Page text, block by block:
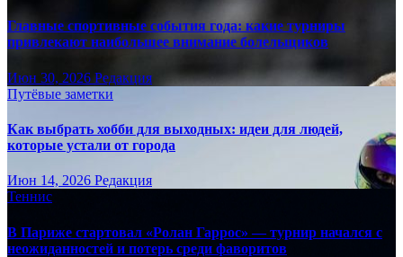
Главные спортивные события года: какие турниры
привлекают наибольшее внимание болельщиков
Июн 30, 2026 Редакция
Путёвые заметки
Как выбрать хобби для выходных: идеи для людей,
которые устали от города
Июн 14, 2026 Редакция
Теннис
В Париже стартовал «Ролан Гаррос» — турнир начался с
неожиданностей и потерь среди фаворитов